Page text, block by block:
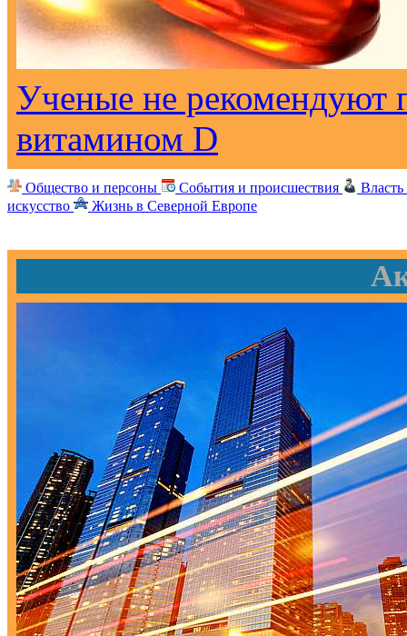
Ученые не рекомендуют
витамином D
Общество и персоны События и происшествия
искусство
Жизнь в Северной Европе